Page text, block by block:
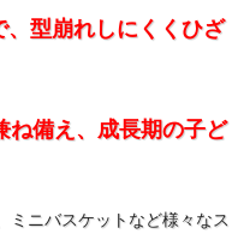
型崩れしにくくひざ
ね備え、成長期の子ど
ミニバスケットなど様々なス